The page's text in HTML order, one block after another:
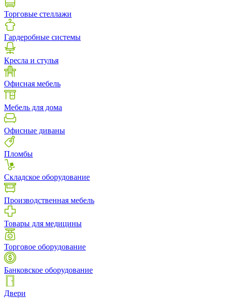
Торговые стеллажи
Гардеробные системы
Кресла и стулья
Офисная мебель
Мебель для дома
Офисные диваны
Пломбы
Складское оборудование
Производственная мебель
Товары для медицины
Торговое оборудование
Банковское оборудование
Двери